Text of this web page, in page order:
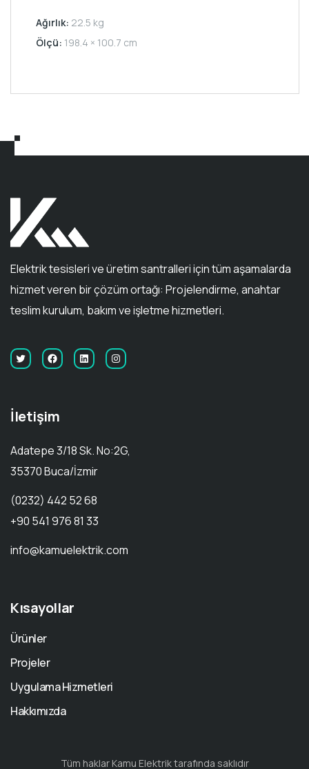
out
of
5
Ağırlık: 22.5 kg
Ölçü: 198.4 × 100.7 cm
Elektrik tesisleri ve üretim santralleri için tüm aşamalarda
hizmet veren bir çözüm ortağı: Projelendirme, anahtar
teslim kurulum, bakım ve işletme hizmetleri.
İletişim
Adatepe 3/18 Sk. No:2G,
35370 Buca/İzmir
(0232) 442 52 68
+90 541 976 81 33
info@kamuelektrik.com
Kısayollar
Ürünler
Projeler
Uygulama Hizmetleri
Hakkımızda
Tüm haklar Kamu Elektrik tarafında saklıdır